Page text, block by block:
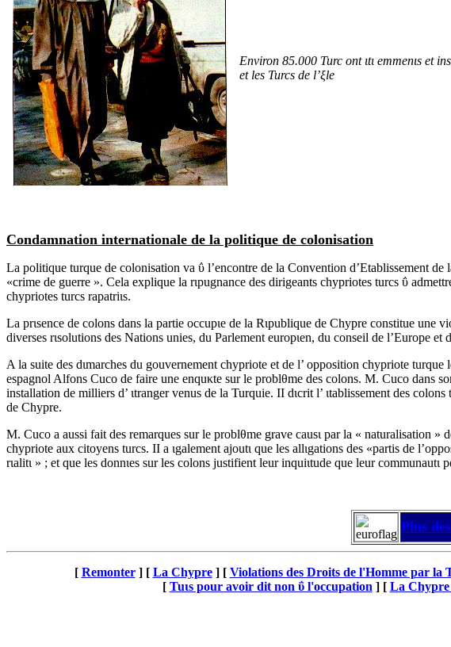
Environ 85.000 Turc ont ιtι emmenιs et
et les Turcs de l’ξle
Condamnation internationale de la politique de colonisation
La politique turque de colonisation va ΰ l’encontre de la Convention d’Etablissement
«crime de guerre ». Cela explique la rιpugnance des dirigeants chypriotes turcs ΰ
chypriotes turcs rapatriιs.
La prιsence de colons dans la partie occupιe de la Rιpublique de Chypre constitue une
diverses rιsolutions des Nations unies, du Parlement europιen, du conseil de l’Europe
A la suite des dιmarches du gouvernement chypriote et de l’ opposition chypriote
espagnol Alfons Cuco de faire une enquκte sur le problθme des colons. M. Cuco dans
installation de milliers d’ ιtranger venus de la Turquie. II dιcrit l’ ιtablissement des
de Chypre.
M. Cuco a aussi fait des remarques sur le problθme grave causι par la « naturalisation »
chypriote aux citoyens turcs. II a ιgalement ajoutι que les allιgations des «partis de
rιalitι » ; et que les donnιes sur les colons justifient leur inquiιtude que leur communautι
Plus
[ Remonter] [ La Chypre] [ Violations des Droits de l'Homme par la
[ Tuιs pour avoir dit non ΰ l'occupation ] [ La Chypre